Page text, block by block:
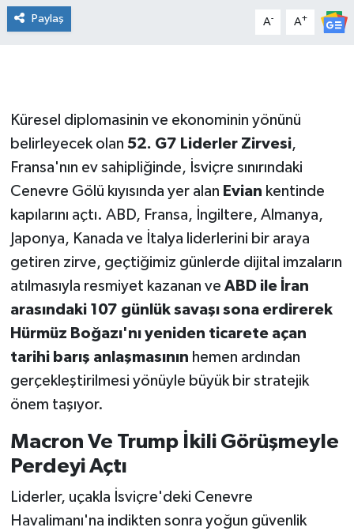
Paylaş A- A+
Küresel diplomasinin ve ekonominin yönünü
belirleyecek olan 52. G7 Liderler Zirvesi,
Fransa'nın ev sahipliğinde, İsviçre sınırındaki
Cenevre Gölü kıyısında yer alan Evian kentinde
kapılarını açtı. ABD, Fransa, İngiltere, Almanya,
Japonya, Kanada ve İtalya liderlerini bir araya
getiren zirve, geçtiğimiz günlerde dijital imzaların
atılmasıyla resmiyet kazanan ve ABD ile İran
arasındaki 107 günlük savaşı sona erdirerek
Hürmüz Boğazı'nı yeniden ticarete açan
tarihi barış anlaşmasının hemen ardından
gerçekleştirilmesi yönüyle büyük bir stratejik
önem taşıyor.
Macron Ve Trump İkili Görüşmeyle
Perdeyi Açtı
Liderler, uçakla İsviçre'deki Cenevre
Havalimanı'na indikten sonra yoğun güvenlik